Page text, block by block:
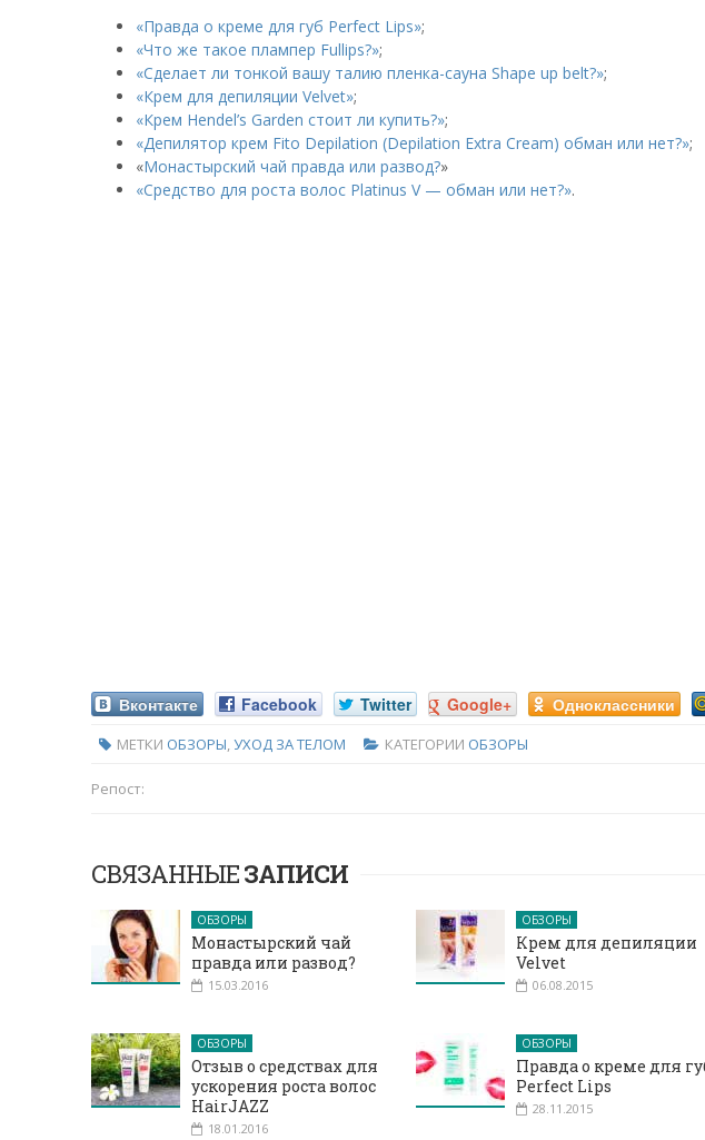
«Правда о креме для губ Perfect Lips»;
«Что же такое плампер Fullips?»;
«Сделает ли тонкой вашу талию пленка-сауна Shape up belt?»;
«Крем для депиляции Velvet»;
«Крем Hendel’s Garden стоит ли купить?»;
«Депилятор крем Fito Depilation (Depilation Extra Cream) обман или нет?»;
«Монастырский чай правда или развод?»
«Средство для роста волос Platinus V — обман или нет?».
Вконтакте Facebook Twitter Google+ Одноклассники
МЕТКИ ОБЗОРЫ,УХОД ЗА ТЕЛОМ КАТЕГОРИИ ОБЗОРЫ
Репост:
СВЯЗАННЫЕЗАПИСИ
ОБЗОРЫ
Монастырский чай
правда или развод?
15.03.2016
ОБЗОРЫ
Крем для депиляции
Velvet
06.08.2015
ОБЗОРЫ
Отзыв о средствах для
ускорения роста волос
HairJAZZ
18.01.2016
ОБЗОРЫ
Правда о креме для
Perfect Lips
28.11.2015